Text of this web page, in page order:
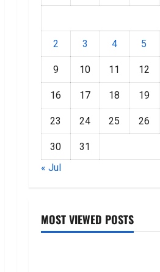
2 3 4 5
9 10 11 12
16 17 18 19
23 24 25 26
30
31
« Jul
MOST VIEWED POSTS